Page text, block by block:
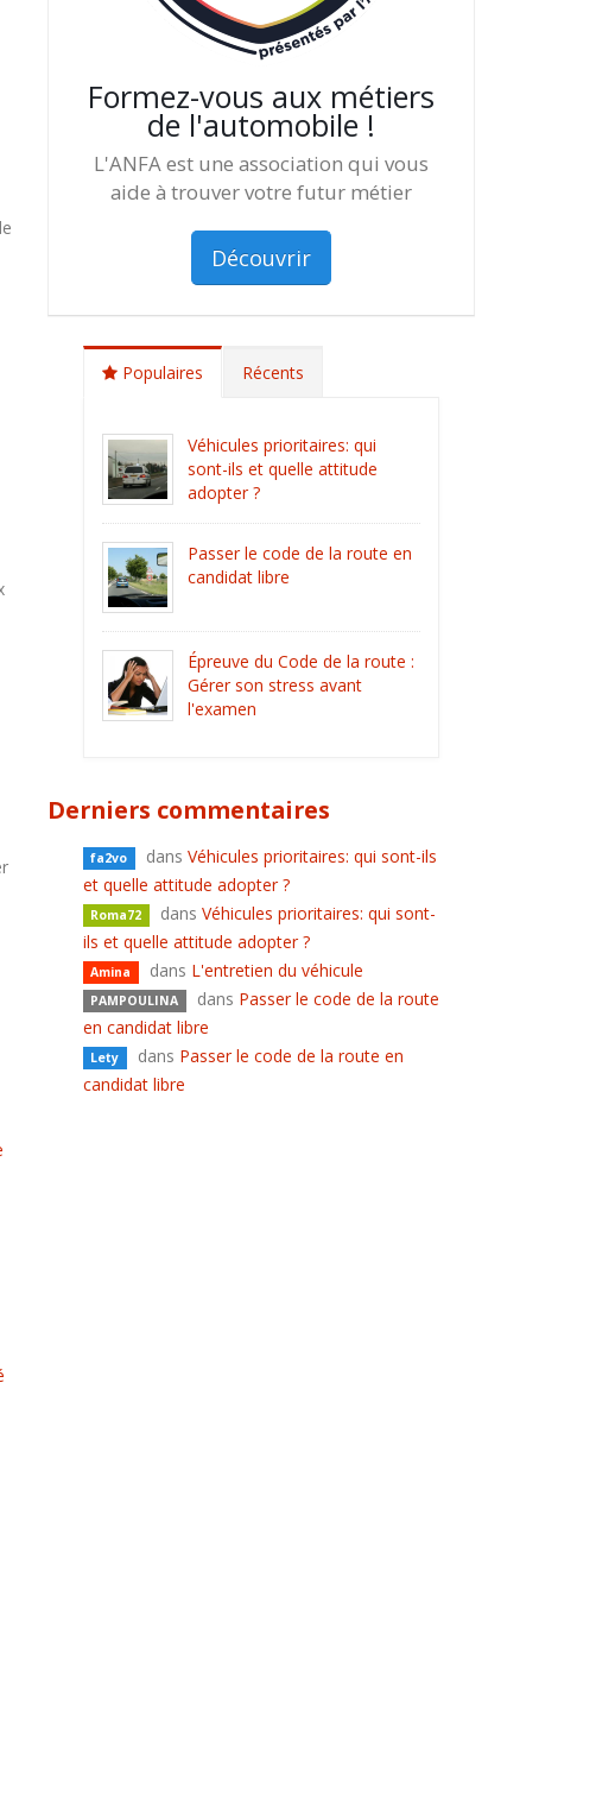
Formez-vous aux métiers
de l'automobile !
L'ANFA est une association qui vous
aide à trouver votre futur métier
Découvrir
Populaires Récents
Véhicules prioritaires: qui
sont-ils et quelle attitude
adopter ?
Passer le code de la route en
candidat libre
Épreuve du Code de la route :
Gérer son stress avant
l'examen
Derniers commentaires
fa2vo dans Véhicules prioritaires: qui sont-ils
et quelle attitude adopter ?
Roma72 dans Véhicules prioritaires: qui sont-
ils et quelle attitude adopter ?
Amina dans L'entretien du véhicule
PAMPOULINA dans Passer le code de la route
en candidat libre
Lety dans Passer le code de la route en
candidat libre